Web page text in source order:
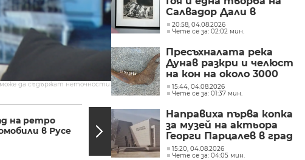
да съдържат неточности.
на ретро
в Русе
Протест пред
Съдебната палата
заради единствения
кандидат за член...
Салвадор Дали в
„Квадрат 500“
(СНИМКИ)
20:58, 04.08.2026
Чете се за: 02:02 мин.
Пресъхналата река
Дунав разкри и челюст
на кон на около 3000
години
15:44, 04.08.2026
Чете се за: 01:37 мин.
Направиха първа копка
за музей на актьора
Георги Парцалев в град
Левски
15:20, 04.08.2026
Чете се за: 04:05 мин.